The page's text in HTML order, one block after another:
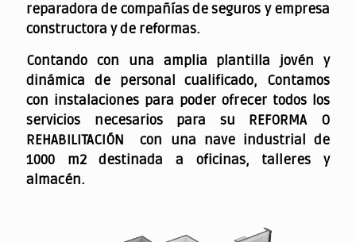
reparadora de compañías de seguros y empresa
constructora y de reformas.
Contando con una amplia plantilla jovén y
dinámica de personal cualificado, Contamos
con instalaciones para poder ofrecer todos los
servicios necesarios para su REFORMA O
REHABILITACIÓN con una nave industrial de
1000 m2 destinada a oficinas, talleres y
almacén.